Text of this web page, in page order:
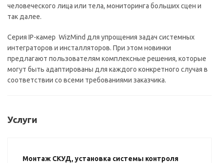
человеческого лица или тела, мониторинга больших сцен и
так далее.
Серия IP-камер WizMind для упрощения задач системных
интеграторов и инсталляторов. При этом новинки
предлагают пользователям комплексные решения, которые
могут быть адаптированы для каждого конкретного случая в
соответствии со всеми требованиями заказчика.
Услуги
Монтаж СКУД, установка системы контроля